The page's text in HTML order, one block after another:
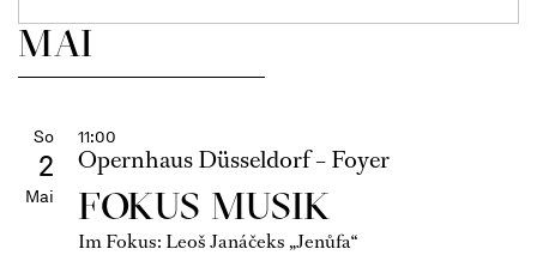
MAI
So
2
Mai
11:00
Opernhaus Düsseldorf – Foyer
FOKUS MUSIK
Im Fokus: Leoš Janáčeks „Jenůfa“